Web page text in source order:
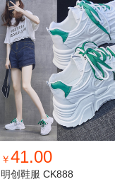
找同款 加入铺货单
￥41.00
明创鞋服 CK888